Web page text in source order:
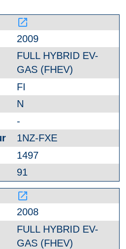
launch
2009
FULL HYBRID EV-
GAS (FHEV)
FI
N
-
1NZ-FXE
1497
91
launch
2008
FULL HYBRID EV-
GAS (FHEV)